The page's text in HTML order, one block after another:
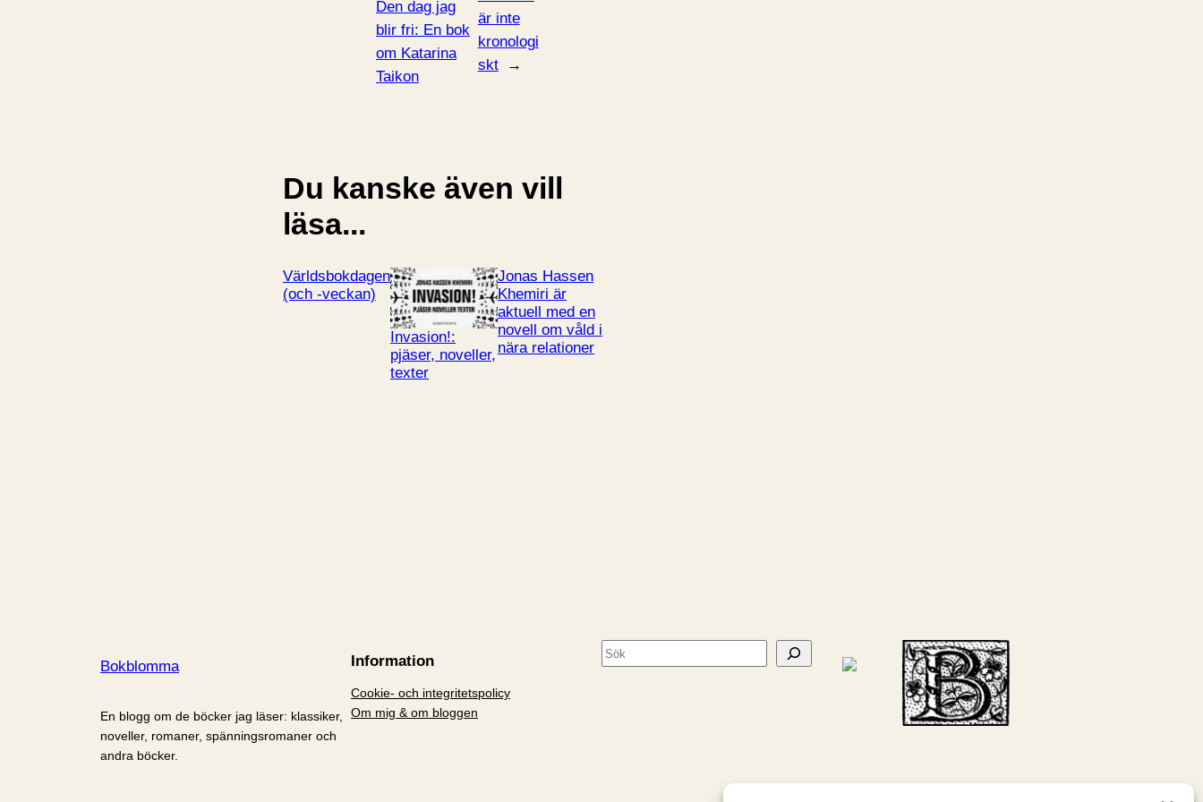
Den dag jag
blir fri: En bok
om Katarina
Taikon
är inte
kronologi
skt
→
Du kanske även vill
läsa...
Världsbokdagen
(och -veckan)
Invasion!:
pjäser, noveller,
texter
Jonas Hassen
Khemiri är
aktuell med en
novell om våld i
nära relationer
Bokblomma
En blogg om de böcker jag läser: klassiker,
noveller, romaner, spänningsromaner och
andra böcker.
Information
Cookie- och integritetspolicy
Om mig & om bloggen
S